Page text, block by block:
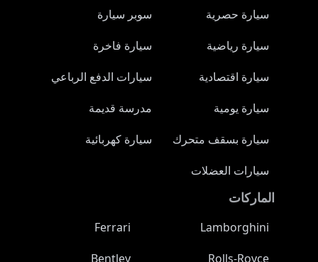
سيارة حصرية
سوبر سيارة
سيارة رياضية
سيارة فاخرة
سيارة اقتصادية
سيارات الدفع الرباعي
سيارة يومية
مدرسة قديمة
سيارة بسقف متحرك
سيارة كهربائية
سيارات العضلات
الماركات
Lamborghini
Ferrari
Rolls-Royce
Bentley